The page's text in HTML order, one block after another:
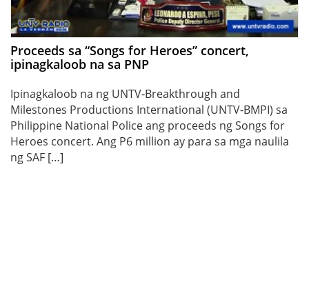
Proceeds sa “Songs for Heroes” concert,
ipinagkaloob na sa PNP
Ipinagkaloob na ng UNTV-Breakthrough and
Milestones Productions International (UNTV-BMPI) sa
Philippine National Police ang proceeds ng Songs for
Heroes concert. Ang P6 million ay para sa mga naulila
ng SAF […]